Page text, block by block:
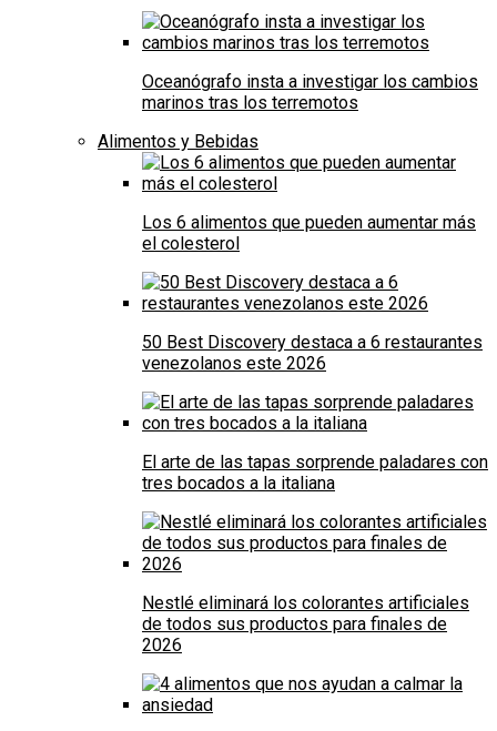
Oceanógrafo insta a investigar los cambios
marinos tras los terremotos
Alimentos y Bebidas
Los 6 alimentos que pueden aumentar más
el colesterol
50 Best Discovery destaca a 6 restaurantes
venezolanos este 2026
El arte de las tapas sorprende paladares con
tres bocados a la italiana
Nestlé eliminará los colorantes artificiales
de todos sus productos para finales de
2026